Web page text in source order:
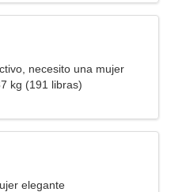
necesito una mujer
kg (191 libras)
elegante